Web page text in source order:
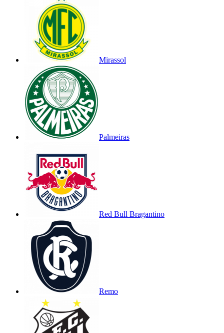
Mirassol
Palmeiras
Red Bull Bragantino
Remo